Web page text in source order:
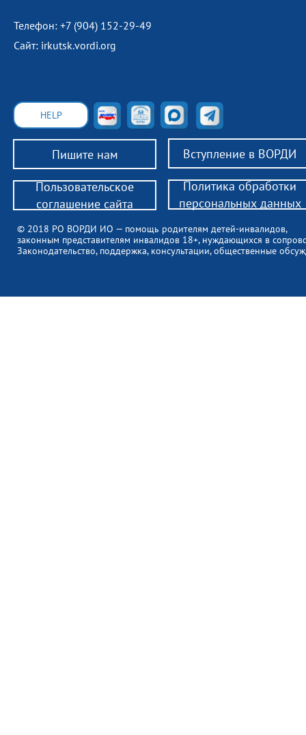
Телефон: +7 (904) 152-29-49
Сайт: irkutsk.vordi.org
Пишите нам Вступление в ВОРДИ
© 2018 РО ВОРДИ ИО — помощь родителям детей-инвалидов,
законным представителям инвалидов 18+, нуждающихся в
Законодательство, поддержка, консультации, общественные
HELP
Пользовательское
соглашение сайта
Политика обработки
персональных данных